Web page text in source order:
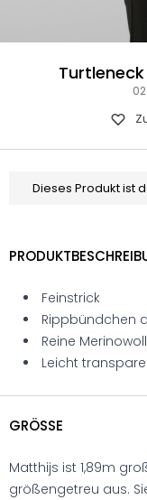
Turtleneck
Dieses Produkt ist
Feinstrick
Rippbündchen
Reine
Leicht
GRÖSSE
Matthijs ist 1,89m
größengetreu aus.